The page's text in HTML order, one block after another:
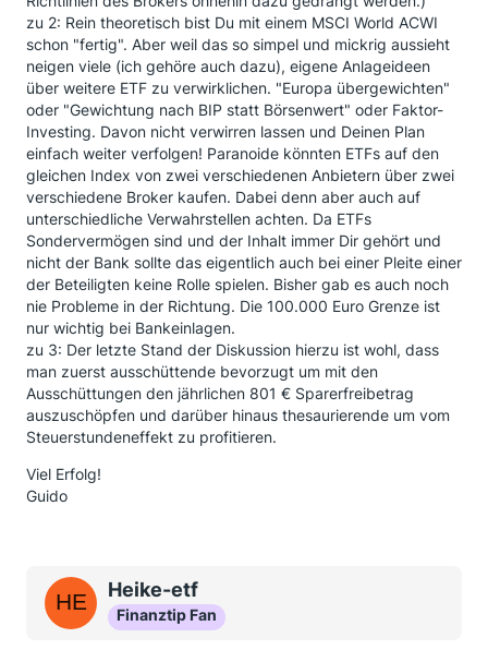
zu 2: Rein theoretisch bist Du mit einem MSCI World ACWI
schon "fertig". Aber weil das so simpel und mickrig aussieht
neigen viele (ich gehöre auch dazu), eigene Anlageideen
über weitere ETF zu verwirklichen. "Europa übergewichten"
oder "Gewichtung nach BIP statt Börsenwert" oder Faktor-
Investing. Davon nicht verwirren lassen und Deinen Plan
einfach weiter verfolgen! Paranoide könnten ETFs auf den
gleichen Index von zwei verschiedenen Anbietern über zwei
verschiedene Broker kaufen. Dabei denn aber auch auf
unterschiedliche Verwahrstellen achten. Da ETFs
Sondervermögen sind und der Inhalt immer Dir gehört und
nicht der Bank sollte das eigentlich auch bei einer Pleite einer
der Beteiligten keine Rolle spielen. Bisher gab es auch noch
nie Probleme in der Richtung. Die 100.000 Euro Grenze ist
nur wichtig bei Bankeinlagen.
zu 3: Der letzte Stand der Diskussion hierzu ist wohl, dass
man zuerst ausschüttende bevorzugt um mit den
Ausschüttungen den jährlichen 801 € Sparerfreibetrag
auszuschöpfen und darüber hinaus thesaurierende um vom
Steuerstundeneffekt zu profitieren.
Viel Erfolg!
Guido
Heike-etf
Finanztip Fan